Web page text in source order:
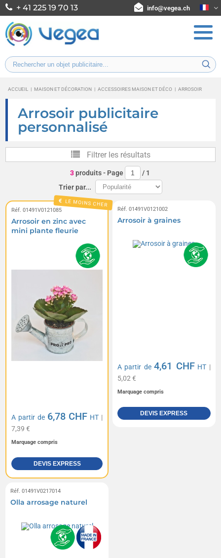
+ 41 225 19 70 13 info@vegea.ch
ACCUEIL | MAISON ET DÉCORATION | ACCESSOIRES MAISON ET DÉCO | ARROSOIR
Arrosoir publicitaire
personnalisé
Filtrer les résultats
3produits- Page / 1
Trier par...
LE MOINS CHER
Réf. 01491V0121085
Arrosoir en zinc avec
mini plante fleurie
A partir de 6,78 CHF HT |
7,39 €
Marquage compris
DEVIS EXPRESS
Réf. 01491V0121002
Arrosoir à graines
A partir de4,61 CHF HT |
5,02 €
Marquage compris
DEVIS EXPRESS
Réf. 01491V0217014
Olla arrosage naturel